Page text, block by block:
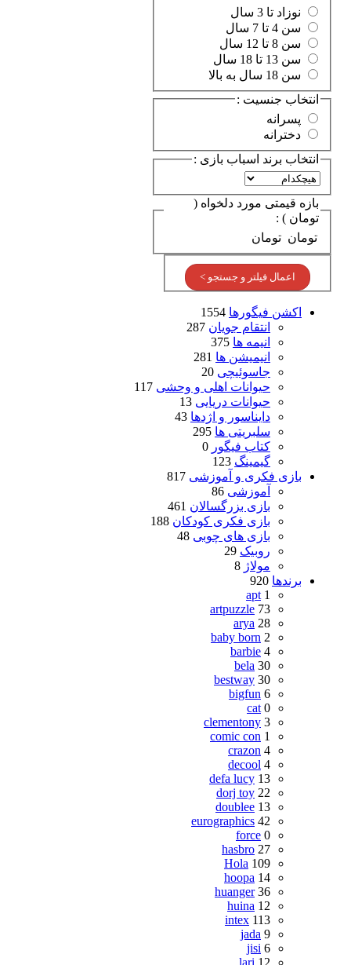
انتخاب جنسیت :
انتخاب برند اسباب بازی :
بازه قیمتی مورد دلخواه (
تومان ) :
تومان تومان
اعمال فیلتر و جستجو >
اکشن فیگورها 1554
انتقام جویان 287
انیمه ها 375
انیمیشن ها 281
جاسوئیچی 20
حیوانات اهلی و وحشی 117
حیوانات دریایی 13
دایناسور و اژدها 43
سلبریتی ها 295
کتاب فیگور 0
گیمینگ 123
بازی فکری و آموزشی 817
آموزشی 86
بازی بزرگسالان 461
بازی فکری کودکان 188
بازی های چوبی 48
روبیک 29
مولاژ
8
برندها
920
apt
artpuzzle
arya
baby born
barbie
bela
bestway
bigfun
cat
clementony
comic con
crazon
decool
defa lucy
dorj toy
doublee
eurographics
force
hasbro
Hola
109
hoopa
huanger
huina
intex
113
jada
jisi
lari